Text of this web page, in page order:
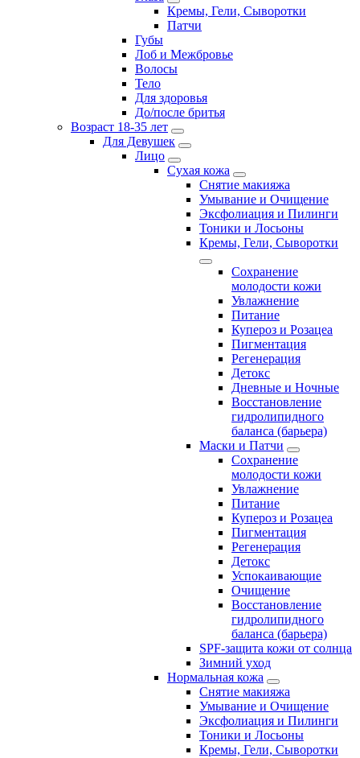
Кремы, Гели, Сыворотки
Патчи
Губы
Лоб и Межбровье
Волосы
Тело
Для здоровья
До/после бритья
Возраст 18-35 лет
Для Девушек
Лицо
Сухая кожа
Снятие макияжа
Умывание и Очищение
Эксфолиация и Пилинги
Тоники и Лосьоны
Кремы, Гели, Сыворотки
Сохранение
молодости кожи
Увлажнение
Питание
Купероз и Розацеа
Пигментация
Регенерация
Детокс
Дневные и Ночные
Восстановление
гидролипидного
баланса (барьера)
Маски и Патчи
Сохранение
молодости кожи
Увлажнение
Питание
Купероз и Розацеа
Пигментация
Регенерация
Детокс
Успокаивающие
Очищение
Восстановление
гидролипидного
баланса (барьера)
SPF-защита кожи от солнца
Зимний уход
Нормальная кожа
Снятие макияжа
Умывание и Очищение
Эксфолиация и Пилинги
Тоники и Лосьоны
Кремы, Гели, Сыворотки